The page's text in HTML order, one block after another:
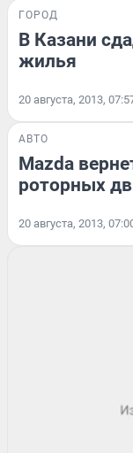
ГОРОД
В Казани
жилья
20 августа, 2013,
АВТО
Mazda
роторных
20 августа, 2013,